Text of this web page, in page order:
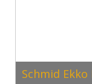
Schmid